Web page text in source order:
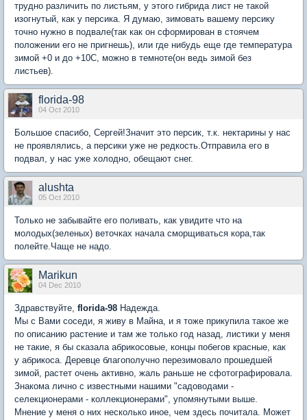
трудно различить по листьям, у этого гибрида лист не такой
изогнутый, как у персика. Я думаю, зимовать вашему персику
точно нужно в подвале(так как он сформирован в стоячем
положении его не пригнешь), или где нибудь еще где температура
зимой +0 и до +10С, можно в темноте(он ведь зимой без
листьев).
florida-98
04 Oct 2010
Большое спасибо, Сергей!Значит это персик, т.к. нектарины у нас
не проявлялись, а персики уже не редкость.Отправила его в
подвал, у нас уже холодно, обещают снег.
alushta
05 Oct 2010
Только не забывайте его поливать, как увидите что на
молодых(зеленых) веточках начала сморщиваться кора,так
полейте.Чаще не надо.
Marikun
04 Dec 2010
Здравствуйте, florida-98 Надежда.
Мы с Вами соседи, я живу в Майна, и я тоже прикупила такое же
по описанию растение и там же только год назад, листики у меня
не такие, я бы сказала абрикосовые, концы побегов красные, как
у абрикоса. Деревце благополучно перезимовало прошедшей
зимой, растет очень активно, жаль раньше не сфотографировала.
Знакома лично с известными нашими "садоводами -
селекционерами - коллекционерами", упомянутыми выше.
Мнение у меня о них несколько иное, чем здесь почитала. Может